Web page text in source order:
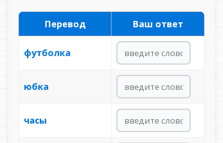
Перевод Ваш ответ
футболка
юбка
часы